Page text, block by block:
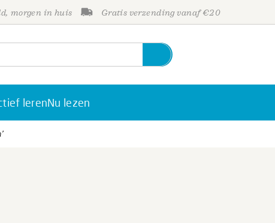
morgen in huis Gratis verzending vanaf €20
lerenNu lezen
Personen